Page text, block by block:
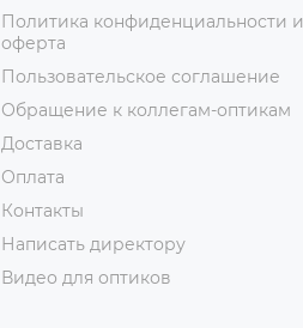
Политика конфиденциальности и
оферта
Пользовательское соглашение
Обращение к коллегам-оптикам
Доставка
Оплата
Контакты
Написать директору
Видео для оптиков